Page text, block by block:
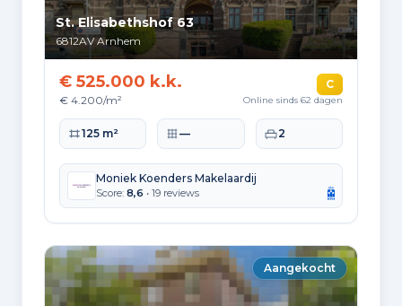
St. Elisabethshof 63
6812AV Arnhem
€ 525.000 k.k.
€ 4.200/m²
C
Online sinds 62 dagen
Woonoppervlakte
125 m² Perceeloppervlakte
— Slaapkamers
2
Moniek Koenders Makelaardij
Score: 8,6 • 19 reviews
Aangekocht